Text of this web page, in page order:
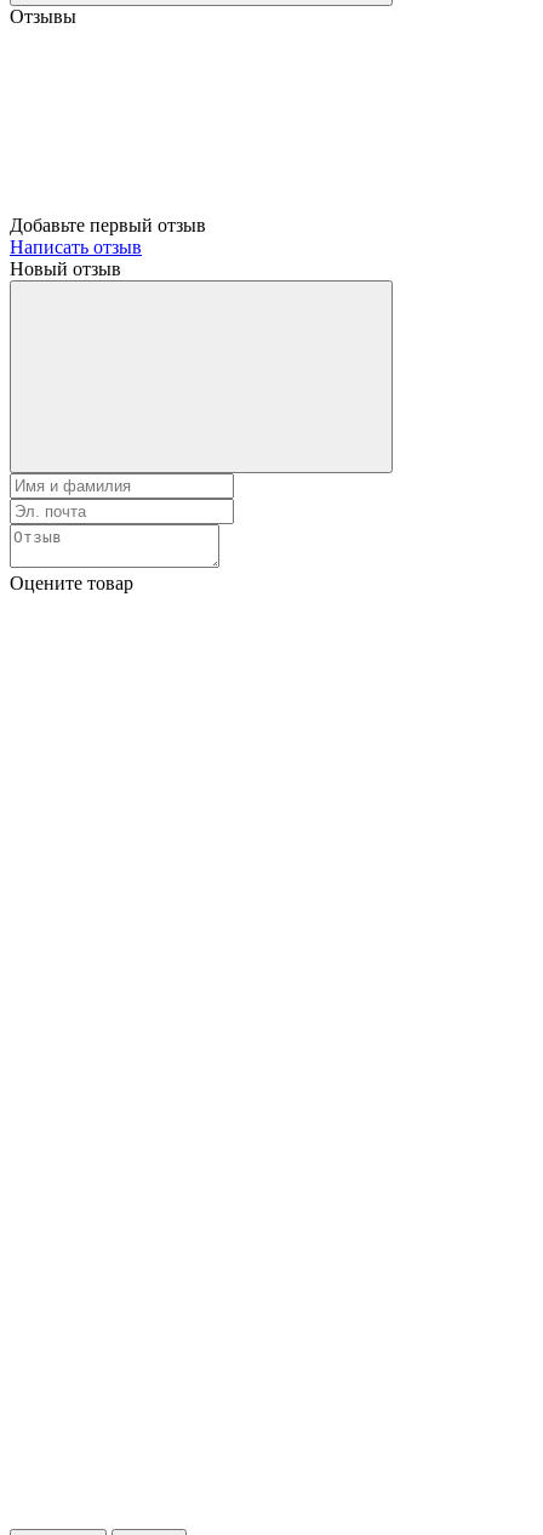
Отзывы
Добавьте первый отзыв
Написать отзыв
Новый отзыв
Оцените товар